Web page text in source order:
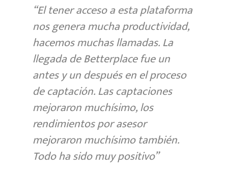
“El tener acceso a esta plataforma
nos genera mucha productividad,
hacemos muchas llamadas. La
llegada de Betterplace fue un
antes y un después en el proceso
de captación. Las captaciones
mejoraron muchísimo, los
rendimientos por asesor
mejoraron muchísimo también.
Todo ha sido muy positivo”